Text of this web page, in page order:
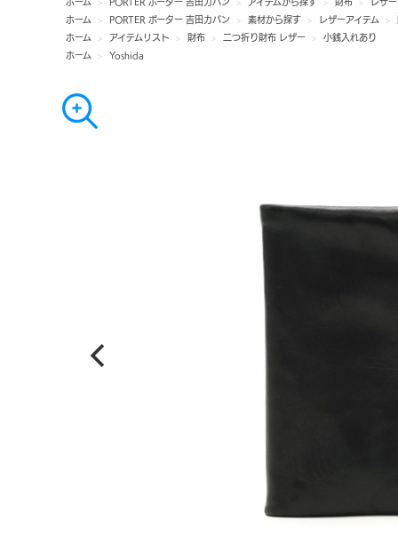
ホーム > PORTER ポーター 吉田カバン > アイテムから探す > 財布 >
レザ
ホーム
> PORTER ポーター 吉田カバン > 素材から探す > レザーアイテム >
ホーム
> アイテムリスト > 財布 > 二つ折り財布 レザー >
小銭入れあり
ホーム
> Yoshida